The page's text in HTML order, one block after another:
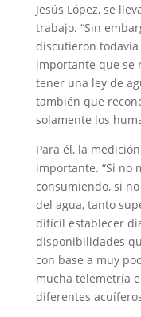
Jesús López, se
trabajo. “Sin
discutieron todavía
importante que se
tener una ley de
también que
solamente los
Para él, la
importante. “Si no
consumiendo, si
del agua, tanto
difícil establecer
disponibilidades
con base a muy
mucha telemetría
diferentes